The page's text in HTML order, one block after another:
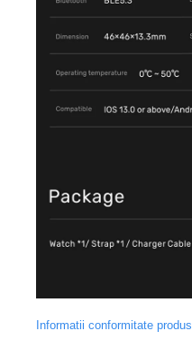
Informatii conformitate produs